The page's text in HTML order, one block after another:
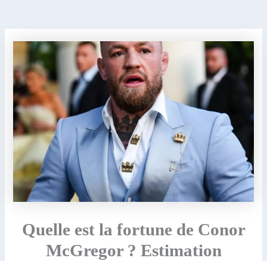
Quelle est la fortune de Conor
McGregor ? Estimation